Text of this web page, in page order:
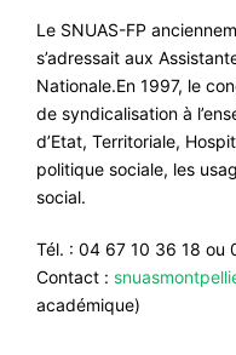
Le SNUAS-FP
s’adressait aux
Nationale.En 1997, le
de syndicalisation à
d’Etat, Territoriale,
politique sociale, les
social.
Tél. : 04 67 10 36 18 ou
Contact :
académique)